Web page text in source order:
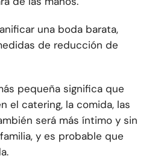
una boda barata,
de reducción de
pequeña significa que
el catering, la comida, las
será más íntimo y sin
y es probable que